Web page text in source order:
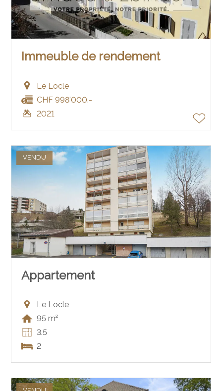
Immeuble de rendement
Le Locle
CHF 998'000.-
2021
VENDU
Appartement
Le Locle
95 m²
3.5
2